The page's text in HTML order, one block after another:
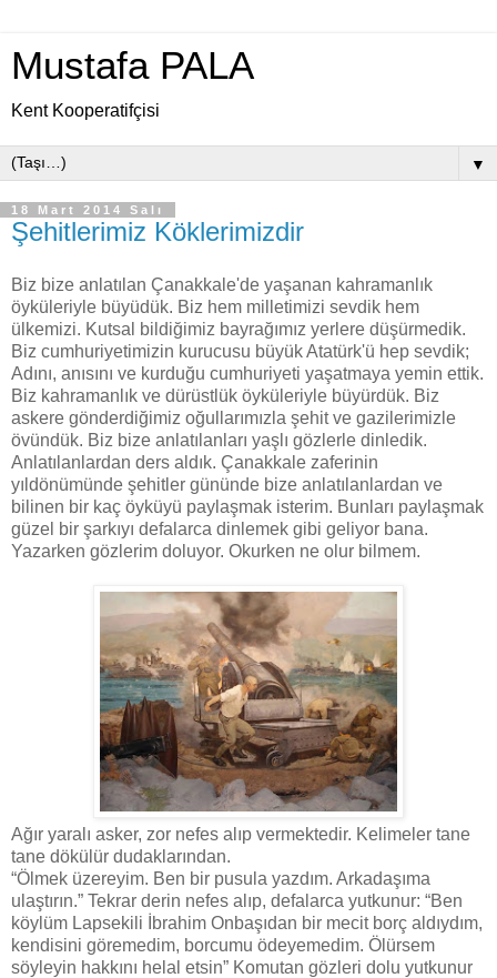
Mustafa PALA
Kent Kooperatifçisi
▼
18 Mart 2014 Salı
Şehitlerimiz Köklerimizdir
Biz bize anlatılan Çanakkale'de yaşanan kahramanlık
öyküleriyle büyüdük. Biz hem milletimizi sevdik hem
ülkemizi. Kutsal bildiğimiz bayrağımız yerlere düşürmedik.
Biz cumhuriyetimizin kurucusu büyük Atatürk'ü hep sevdik;
Adını, anısını ve kurduğu cumhuriyeti yaşatmaya yemin ettik.
Biz kahramanlık ve dürüstlük öyküleriyle büyürdük. Biz
askere gönderdiğimiz oğullarımızla şehit ve gazilerimizle
övündük. Biz bize anlatılanları yaşlı gözlerle dinledik.
Anlatılanlardan ders aldık. Çanakkale zaferinin
yıldönümünde şehitler gününde bize anlatılanlardan ve
bilinen bir kaç öyküyü paylaşmak isterim. Bunları paylaşmak
güzel bir şarkıyı defalarca dinlemek gibi geliyor bana.
Yazarken gözlerim doluyor. Okurken ne olur bilmem.
Ağır yaralı asker, zor nefes alıp vermektedir. Kelimeler tane
tane dökülür dudaklarından.
“Ölmek üzereyim. Ben bir pusula yazdım. Arkadaşıma
ulaştırın.” Tekrar derin nefes alıp, defalarca yutkunur: “Ben
köylüm Lapsekili İbrahim Onbaşıdan bir mecit borç aldıydım,
kendisini göremedim, borcumu ödeyemedim. Ölürsem
söyleyin hakkını helal etsin” Komutan gözleri dolu yutkunur